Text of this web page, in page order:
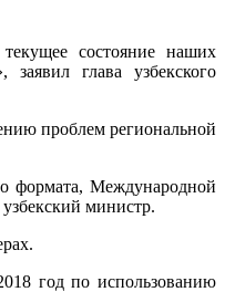
состояние наших
глава узбекского
проблем региональной
формата, Международной
министр.
год по использованию